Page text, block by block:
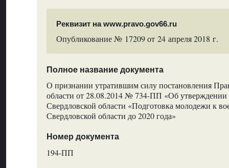
Реквизит на www.pravo.gov66.ru
Опубликование № 17209 от 24 апреля 2018 г.
Полное название документа
О признании утратившим силу постановления
области от 28.08.2014 № 734-ПП «Об
Свердловской области «Подготовка молодежи к
Свердловской области до 2020 года»
Номер документа
194-ПП